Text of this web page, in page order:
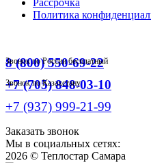
Рассрочка
Политика
8 (800) 550-69-22
Звонок по России бесплатный
+7 (705) 848-03-10
Звонок по Казахстану
+7 (937) 999-21-99
Заказать звонок
Мы в социальных сетях:
2026 © Теплостар Самара